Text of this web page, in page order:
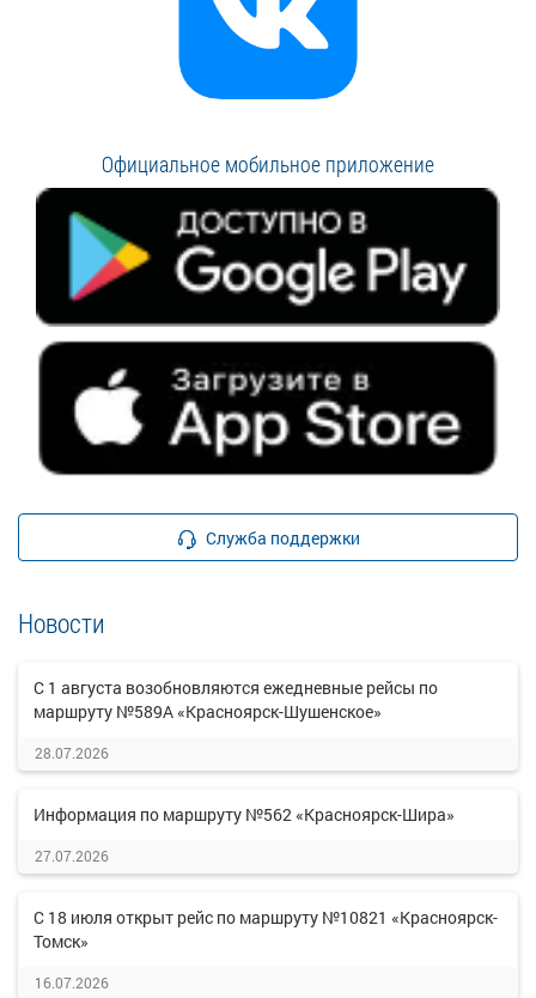
Официальное мобильное приложение
Служба поддержки
Новости
С 1 августа возобновляются ежедневные рейсы по
маршруту №589А «Красноярск-Шушенское»
28.07.2026
Информация по маршруту №562 «Красноярск-Шира»
27.07.2026
С 18 июля открыт рейс по маршруту №10821 «Красноярск-
Томск»
16.07.2026